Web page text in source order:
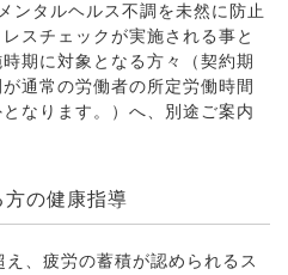
ンタルヘルス不調を未然に防止
スチェックが実施される事と
期に対象となる方々（契約期
通常の労働者の所定労働時間
なります。）へ、別途ご案内
の健康指導
、疲労の蓄積が認められるス